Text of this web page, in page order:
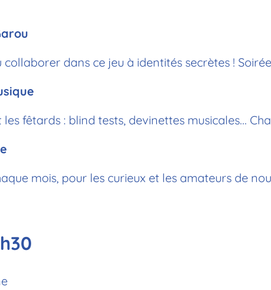
dans ce jeu à identités secrètes !
fêtards : blind tests, devinettes musicales...
mois, pour les curieux et les amateurs de
personne